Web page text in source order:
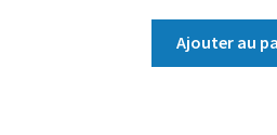
Ajouter au